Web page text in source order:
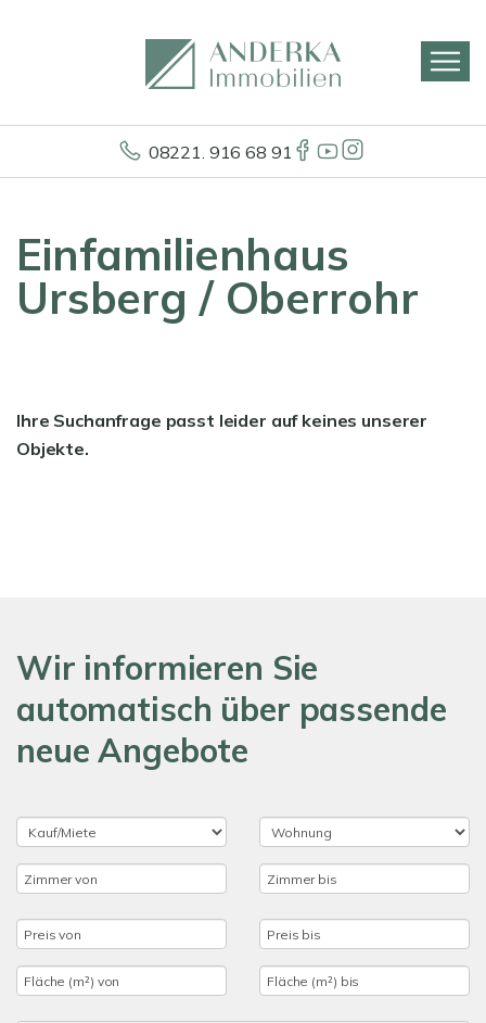
08221. 916 68 91
Einfamilienhaus
Ursberg / Oberrohr
Ihre Suchanfrage passt leider auf keines unserer
Objekte.
Wir informieren Sie
automatisch über passende
neue Angebote